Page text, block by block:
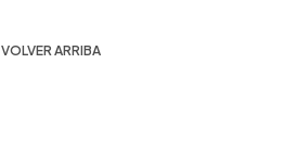
VOLVER ARRIBA